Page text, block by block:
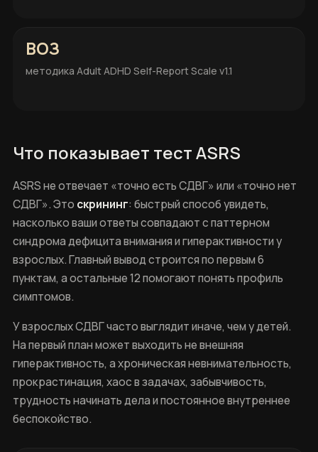
ВОЗ
методика Adult ADHD Self-Report Scale v1.1
Что показывает тест ASRS
ASRS не отвечает «точно есть СДВГ» или «точно нет
СДВГ». Это скрининг: быстрый способ увидеть,
насколько ваши ответы совпадают с паттерном
синдрома дефицита внимания и гиперактивности у
взрослых. Главный вывод строится по первым 6
пунктам, а остальные 12 помогают понять профиль
симптомов.
У взрослых СДВГ часто выглядит иначе, чем у детей.
На первый план может выходить не внешняя
гиперактивность, а хроническая невнимательность,
прокрастинация, хаос в задачах, забывчивость,
трудность начинать дела и постоянное внутреннее
беспокойство.